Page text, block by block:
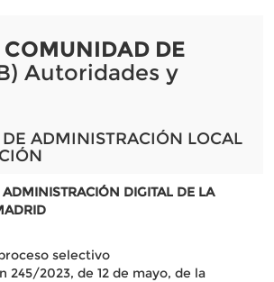
COMUNIDAD DE
Autoridades y
ADMINISTRACIÓN LOCAL
DIGITAL DE LA
selectivo
245/2023, de 12 de mayo, de la